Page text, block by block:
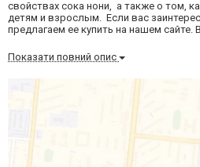
свойствах сока нони, а также о том,
детям и взрослым. Если вас
предлагаем ее купить на нашем сайте.
Показати повний опис